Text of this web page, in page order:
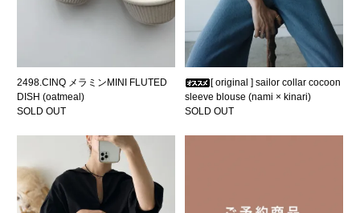
2498.CINQ メラミンMINI FLUTED
DISH (oatmeal)
SOLD OUT
[ original ] sailor collar cocoon
sleeve blouse (nami × kinari)
SOLD OUT